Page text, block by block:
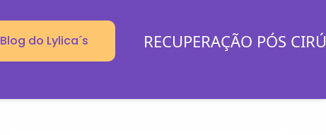
Blog do Lylica´s RECUPERAÇÃO PÓS